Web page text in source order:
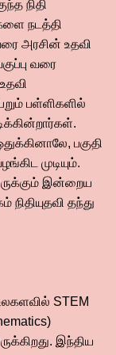
நிதி
நடத்தி
அரசின் உதவி
வரை
பள்ளிகளில்
பகுதி
முடியும்.
இன்றைய
தந்து
STEM
இந்திய